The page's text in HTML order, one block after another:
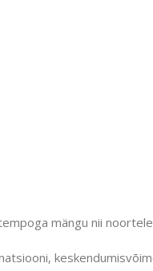
mängu nii